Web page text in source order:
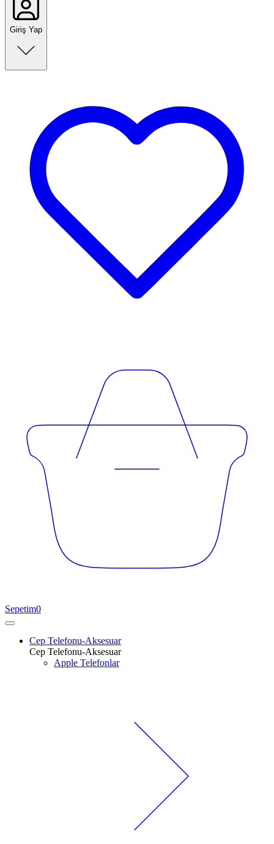
Giriş Yap
Sepetim0
Cep Telefonu-Aksesuar
Cep Telefonu-Aksesuar
Apple Telefonlar